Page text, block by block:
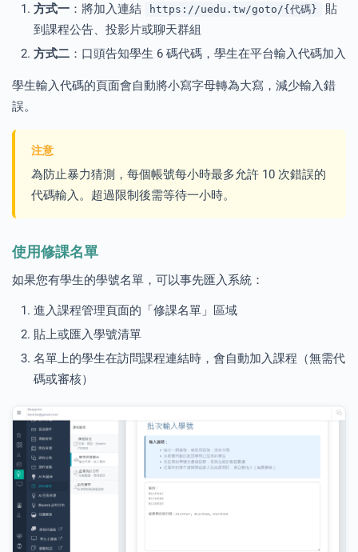
方式一：將加入連結 https://uedu.tw/goto/{代碼}
貼
到課程公告、投影片或聊天群組
方式二：口頭告知學生 6 碼代碼，學生在平台輸入代碼加入
學生輸入代碼的頁面會自動將小寫字母轉為大寫，減少輸入錯
誤。
注意
為防止暴力猜測，每個帳號每小時最多允許 10 次錯誤的
代碼輸入。超過限制後需等待一小時。
使用修課名單
如果您有學生的學號名單，可以事先匯入系統：
進入課程管理頁面的「修課名單」區域
貼上或匯入學號清單
名單上的學生在訪問課程連結時，會自動加入課程（無需代
碼或審核）